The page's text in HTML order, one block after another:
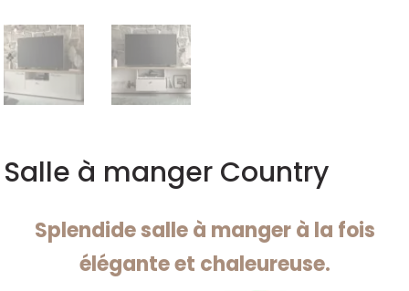
Salle à manger Country
Splendide salle à manger à la fois
élégante et chaleureuse.